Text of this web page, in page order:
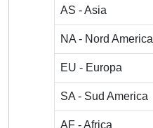
AS - Asia
NA - Nord America
EU - Europa
SA - Sud America
AF - Africa